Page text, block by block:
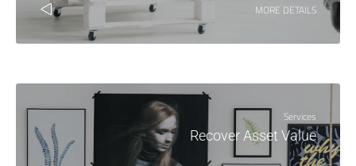
MORE DETAILS
Services
Recover Asset Value